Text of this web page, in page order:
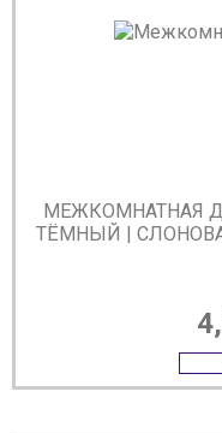
МЕЖКОМНАТНАЯ
ТЁМНЫЙ |